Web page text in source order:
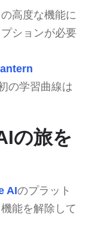
高度な機能に
ションが必要
の学習曲線は
の旅を
AIのプラット
能を解除して